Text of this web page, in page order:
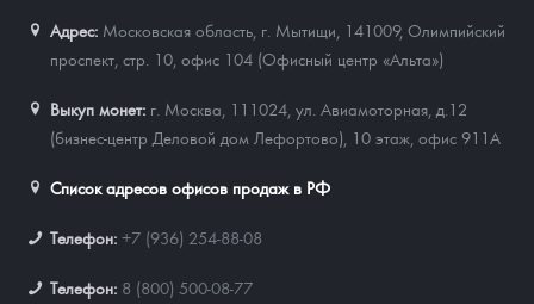
Адрес: Московская область, г. Мытищи, 141009, Олимпийский
проспект, стр. 10, офис 104 (Офисный центр «Альта»)
Выкуп монет: г. Москва, 111024, ул. Авиамоторная, д.12
(бизнес-центр Деловой дом Лефортово), 10 этаж, офис 911А
Список адресов офисов продаж в РФ
Телефон: +7 (936) 254-88-08
Телефон: 8 (800) 500-08-77